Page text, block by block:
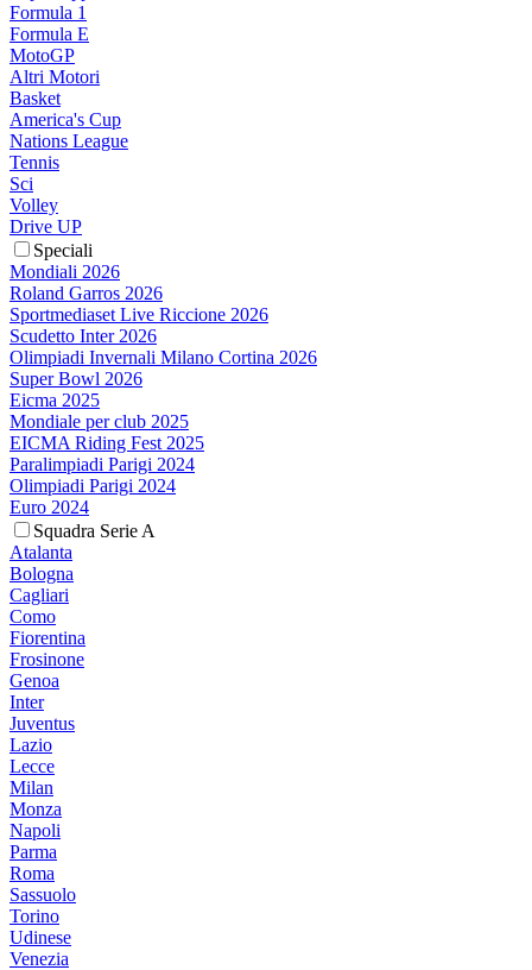
Formula 1
Formula E
MotoGP
Altri Motori
Basket
America's Cup
Nations League
Tennis
Sci
Volley
Drive UP
Speciali
Mondiali 2026
Roland Garros 2026
Sportmediaset Live Riccione 2026
Scudetto Inter 2026
Olimpiadi Invernali Milano Cortina 2026
Super Bowl 2026
Eicma 2025
Mondiale per club 2025
EICMA Riding Fest 2025
Paralimpiadi Parigi 2024
Olimpiadi Parigi 2024
Euro 2024
Squadra Serie A
Atalanta
Bologna
Cagliari
Como
Fiorentina
Frosinone
Genoa
Inter
Juventus
Lazio
Lecce
Milan
Monza
Napoli
Parma
Roma
Sassuolo
Torino
Udinese
Venezia